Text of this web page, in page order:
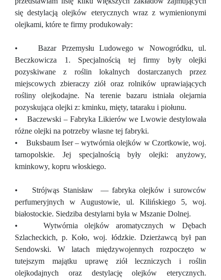
się destylacją olejków eterycznych wraz z wymienionymi
olejkami, które te firmy produkowały:
• Bazar Przemysłu Ludowego w Nowogródku, ul.
Beczkowicza 1. Specjalnością tej firmy były olejki
pozyskiwane z roślin lokalnych dostarczanych przez
miejscowych zbieraczy ziół oraz rolników uprawiających
rośliny olejkodajne. Na terenie bazaru istniała olejarnia
pozyskująca olejki z: kminku, mięty, tataraku i piołunu.
• Baczewski – Fabryka Likierów we Lwowie destylowała
różne olejki na potrzeby własne tej fabryki.
• Buksbaum Iser – wytwórnia olejków w Czortkowie, woj.
tarnopolskie. Jej specjalnością były olejki: anyżowy,
kminkowy, kopru włoskiego.
• Strójwąs Stanisław — fabryka olejków i surowców
perfumeryjnych w Augustowie, ul. Kilińskiego 5, woj.
białostockie. Siedziba destylarni była w Mszanie Dolnej.
• Wytwórnia olejków aromatycznych w Dębach
Szlacheckich, p. Koło, woj. łódzkie. Dzierżawcą był pan
Sendowski. W latach międzywojennych rozpoczęto w
tutejszym majątku uprawę ziół leczniczych i roślin
olejkodajnych oraz destylację olejków eterycznych.